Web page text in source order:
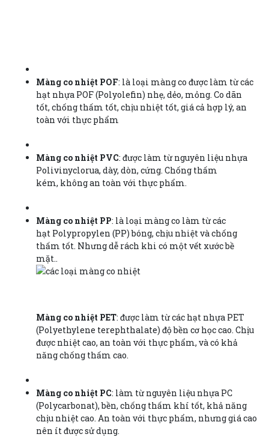
Màng co nhiệt POF: là loại màng co được làm từ các
hạt nhựa POF (Polyolefin) nhẹ, dẻo, mỏng. Co dãn
tốt, chống thấm tốt, chịu nhiệt tốt, giá cả hợp lý, an
toàn với thực phẩm
Màng co nhiệt PVC: được làm từ nguyên liệu nhựa
Polivinyclorua, dày, dòn, cứng. Chống thấm
kém, không an toàn với thực phẩm.
Màng co nhiệt PP: là loại màng co làm từ các
hạt Polypropylen (PP) bóng, chịu nhiệt và chống
thấm tốt. Nhưng dễ rách khi có một vết xước bề
mặt..
Màng co nhiệt PET: được làm từ các hạt nhựa PET
(Polyethylene terephthalate) độ bền cơ học cao. Chịu
được nhiệt cao, an toàn với thực phẩm, và có khả
năng chống thấm cao.
Màng co nhiệt PC: làm từ nguyên liệu nhựa PC
(Polycarbonat), bền, chống thấm khí tốt, khả năng
chịu nhiệt cao. An toàn với thực phẩm, nhưng giá cao
nên ít được sử dụng.